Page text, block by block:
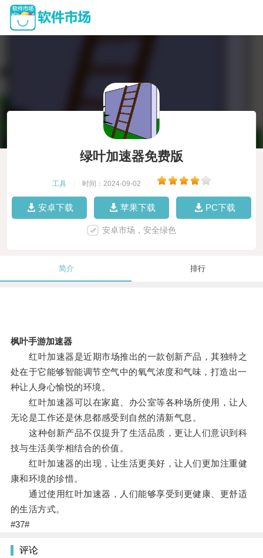
绿叶加速器免费版
工具 时间：2024-09-02
安卓下载 苹果下载 PC下载
安卓市场，安全绿色
简介 排行
枫叶手游加速器
红叶加速器是近期市场推出的一款创新产品，其独特之
处在于它能够智能调节空气中的氧气浓度和气味，打造出一
种让人身心愉悦的环境。
红叶加速器可以在家庭、办公室等各种场所使用，让人
无论是工作还是休息都感受到自然的清新气息。
这种创新产品不仅提升了生活品质，更让人们意识到科
技与生活美学相结合的价值。
红叶加速器的出现，让生活更美好，让人们更加注重健
康和环境的珍惜。
通过使用红叶加速器，人们能够享受到更健康、更舒适
的生活方式。
#37#
评论